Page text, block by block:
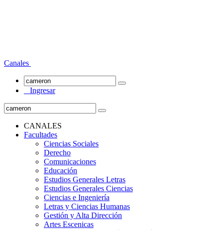
Canales
Ingresar
CANALES
Facultades
Ciencias Sociales
Derecho
Comunicaciones
Educación
Estudios Generales Letras
Estudios Generales Ciencias
Ciencias e Ingeniería
Letras y Ciencias Humanas
Gestión y Alta Dirección
Artes Escenicas